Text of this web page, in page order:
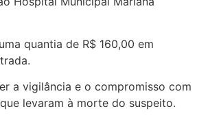
quantia de R$ 160,00 em
a vigilância e o compromisso com
levaram à morte do suspeito.